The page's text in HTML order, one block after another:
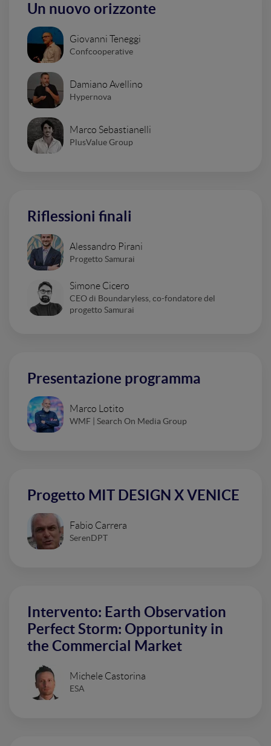
Un nuovo orizzonte
Giovanni Teneggi
Confcooperative
Damiano Avellino
Hypernova
Marco Sebastianelli
PlusValue Group
Riflessioni finali
Alessandro Pirani
Progetto Samurai
Simone Cicero
CEO di Boundaryless, co-fondatore del
progetto Samurai
Presentazione programma
Marco Lotito
WMF | Search On Media Group
Progetto MIT DESIGN X VENICE
Fabio Carrera
SerenDPT
Intervento: Earth Observation
Perfect Storm: Opportunity in
the Commercial Market
Michele Castorina
ESA